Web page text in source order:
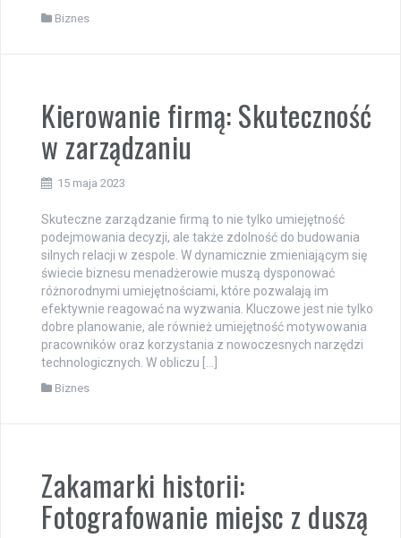
Biznes
Kierowanie firmą: Skuteczność
w zarządzaniu
15 maja 2023
Skuteczne zarządzanie firmą to nie tylko umiejętność
podejmowania decyzji, ale także zdolność do budowania
silnych relacji w zespole. W dynamicznie zmieniającym się
świecie biznesu menadżerowie muszą dysponować
różnorodnymi umiejętnościami, które pozwalają im
efektywnie reagować na wyzwania. Kluczowe jest nie tylko
dobre planowanie, ale również umiejętność motywowania
pracowników oraz korzystania z nowoczesnych narzędzi
technologicznych. W obliczu […]
Biznes
Zakamarki historii:
Fotografowanie miejsc z duszą